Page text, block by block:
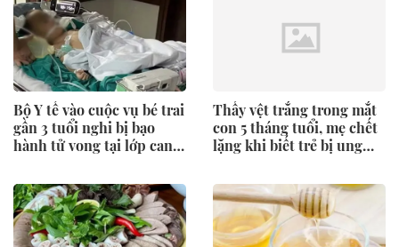
Bộ Y tế vào cuộc vụ bé trai
gần 3 tuổi nghi bị bạo
hành tử vong tại lớp can
Thấy vệt trắng trong mắt
con 5 tháng tuổi, mẹ chết
lặng khi biết trẻ bị ung